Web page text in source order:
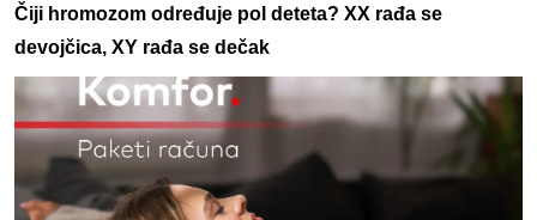
Čiji hromozom određuje pol deteta? XX rađa se
devojčica, XY rađa se dečak